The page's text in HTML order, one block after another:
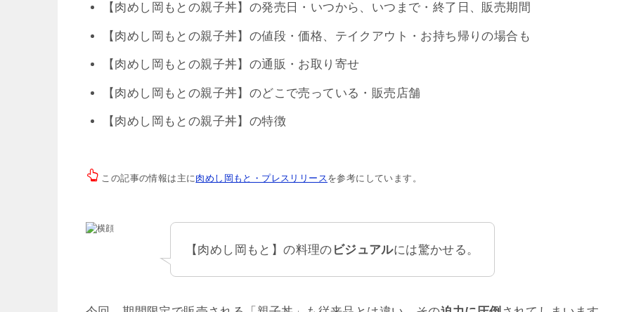
【肉めし岡もとの親子丼】の発売日・いつから、いつまで・終了日、販売期間
【肉めし岡もとの親子丼】の値段・価格、テイクアウト・お持ち帰りの場合も
【肉めし岡もとの親子丼】の通販・お取り寄せ
【肉めし岡もとの親子丼】のどこで売っている・販売店舗
【肉めし岡もとの親子丼】の特徴
この記事の情報は主に肉めし岡もと・プレスリリースを参考にしています。
【肉めし岡もと】の料理の ビジュアルには驚かせる。